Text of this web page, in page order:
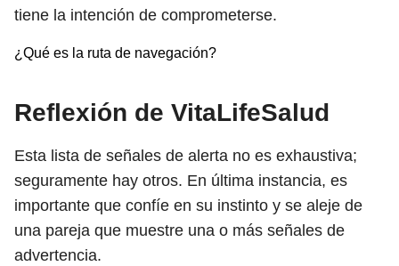
tiene la intención de comprometerse.
¿Qué es la ruta de navegación?
Reflexión de VitaLifeSalud
Esta lista de señales de alerta no es exhaustiva;
seguramente hay otros. En última instancia, es
importante que confíe en su instinto y se aleje de
una pareja que muestre una o más señales de
advertencia.